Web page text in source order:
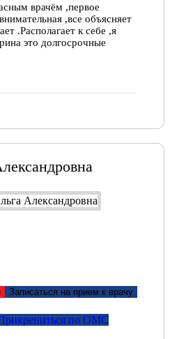
врачём ,первое
,все объясняет
.Располагает к себе ,я
это долгосрочные
Записаться на прием к врачу
по ОМС